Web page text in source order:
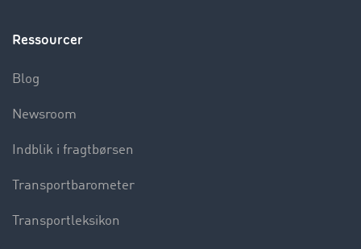
Ressourcer
Blog
Newsroom
Indblik i fragtbørsen
Transportbarometer
Transportleksikon